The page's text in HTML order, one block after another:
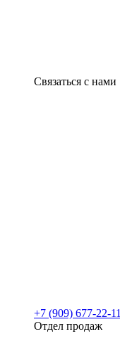
Связаться с нами
+7 (909) 677-22-11
Отдел продаж